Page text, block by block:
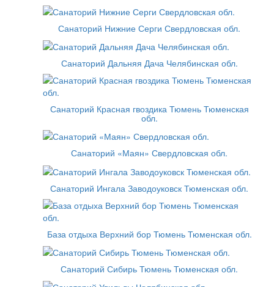
Санаторий Нижние Серги Свердловская обл.
Санаторий Дальняя Дача Челябинская обл.
Санаторий Красная гвоздика Тюмень Тюменская
обл.
Санаторий «Маян» Свердловская обл.
Санаторий Ингала Заводоуковск Тюменская обл.
База отдыха Верхний бор Тюмень Тюменская обл.
Санаторий Сибирь Тюмень Тюменская обл.